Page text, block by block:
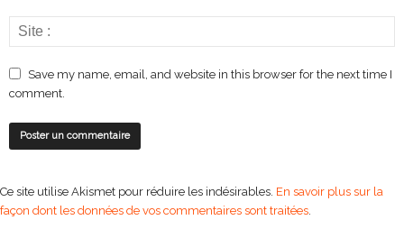
Save my name, email, and website in this browser for the next time I
comment.
Ce site utilise Akismet pour réduire les indésirables. En savoir plus sur la
façon dont les données de vos commentaires sont traitées.